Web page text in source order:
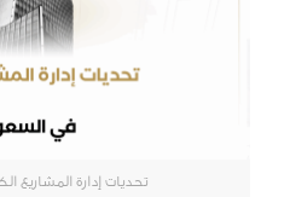
تحديات إدارة المشاريع